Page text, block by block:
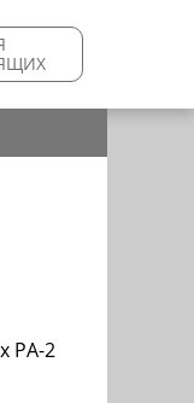
РА-2